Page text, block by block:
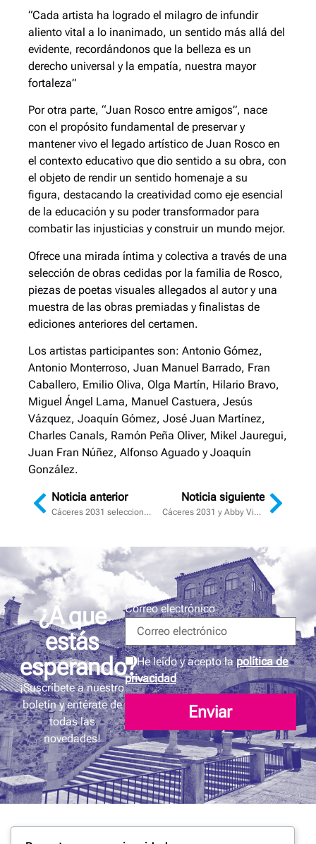
“Cada artista ha logrado el milagro de infundir
aliento vital a lo inanimado, un sentido más allá del
evidente, recordándonos que la belleza es un
derecho universal y la empatía, nuestra mayor
fortaleza”
Por otra parte, “Juan Rosco entre amigos”, nace
con el propósito fundamental de preservar y
mantener vivo el legado artístico de Juan Rosco en
el contexto educativo que dio sentido a su obra, con
el objeto de rendir un sentido homenaje a su
figura, destacando la creatividad como eje esencial
de la educación y su poder transformador para
combatir las injusticias y construir un mundo mejor.
Ofrece una mirada íntima y colectiva a través de una
selección de obras cedidas por la familia de Rosco,
piezas de poetas visuales allegados al autor y una
muestra de las obras premiadas y finalistas de
ediciones anteriores del certamen.
Los artistas participantes son: Antonio Gómez,
Antonio Monterroso, Juan Manuel Barrado, Fran
Caballero, Emilio Oliva, Olga Martín, Hilario Bravo,
Miguel Ángel Lama, Manuel Castuera, Jesús
Vázquez, Joaquín Gómez, José Juan Martínez,
Charles Canals, Ramón Peña Oliver, Mikel Jauregui,
Juan Fran Núñez, Alfonso Aguado y Joaquín
González.
Noticia anterior
Cáceres 2031 selecciona a los artistas participantes en su programa ‘Rural Labs’ tras recibir 145 propuestas de 54 países
Noticia siguiente
Cáceres 2031 y Abby Violín proyectan el patrimonio extremeño con un vídeo inspirado en ‘Juego de Tronos’
¿A que
estás
esperando?
¡Suscríbete a nuestro
boletín y entérate de
todas las
novedades!
Correo electrónico
He leído y acepto lapolítica de
privacidad
Enviar